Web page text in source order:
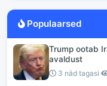
Populaarsed
Trump ootab
avaldust
3 näd tagasi